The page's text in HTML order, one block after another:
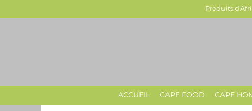
Produits
ACCUEIL CAPE FOOD CAPE